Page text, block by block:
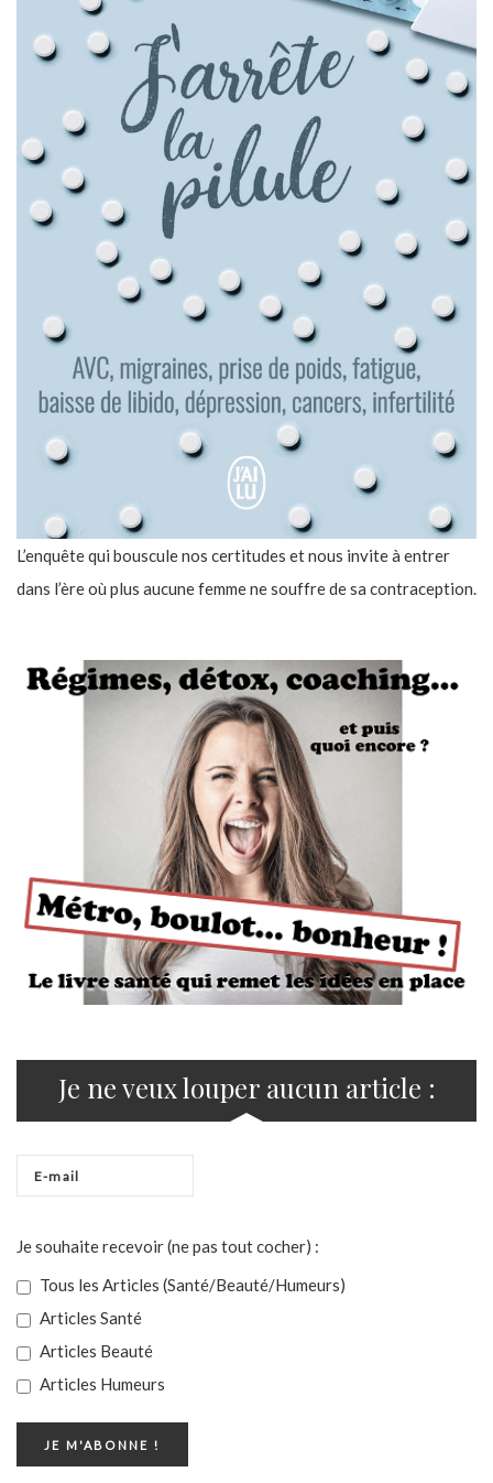
L’enquête qui bouscule nos certitudes et nous invite à entrer
dans l’ère où plus aucune femme ne souffre de sa contraception.
Je ne veux louper aucun article :
Je souhaite recevoir (ne pas tout cocher) :
Tous les Articles (Santé/Beauté/Humeurs)
Articles Santé
Articles Beauté
Articles Humeurs